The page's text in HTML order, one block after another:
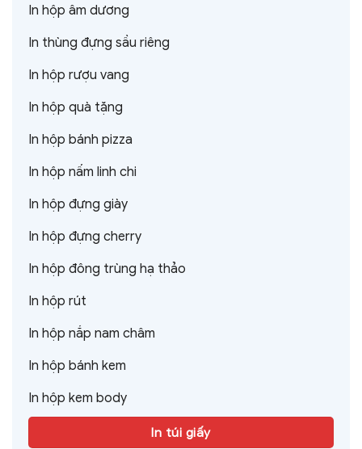
In hộp âm dương
In thùng đựng sầu riêng
In hộp rượu vang
In hộp quà tặng
In hộp bánh pizza
In hộp nấm linh chi
In hộp đựng giày
In hộp đựng cherry
In hộp đông trùng hạ thảo
In hộp rút
In hộp nắp nam châm
In hộp bánh kem
In hộp kem body
In túi giấy